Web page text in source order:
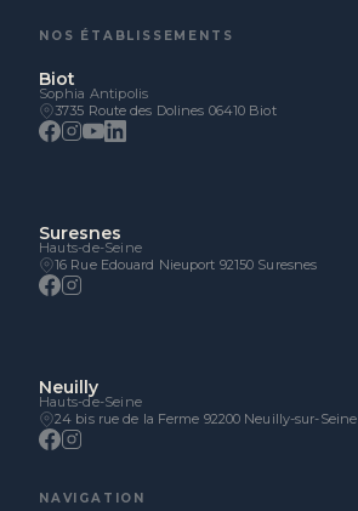
NOS ÉTABLISSEMENTS
Biot
Sophia Antipolis
3735 Route des Dolines 06410 Biot
Suresnes
Hauts-de-Seine
16 Rue Edouard Nieuport 92150 Suresnes
Neuilly
Hauts-de-Seine
24 bis rue de la Ferme 92200 Neuilly-sur-Seine
NAVIGATION